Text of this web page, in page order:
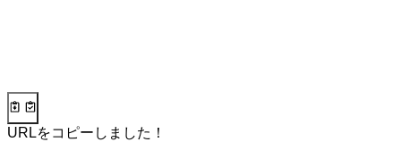
URLをコピーしました！